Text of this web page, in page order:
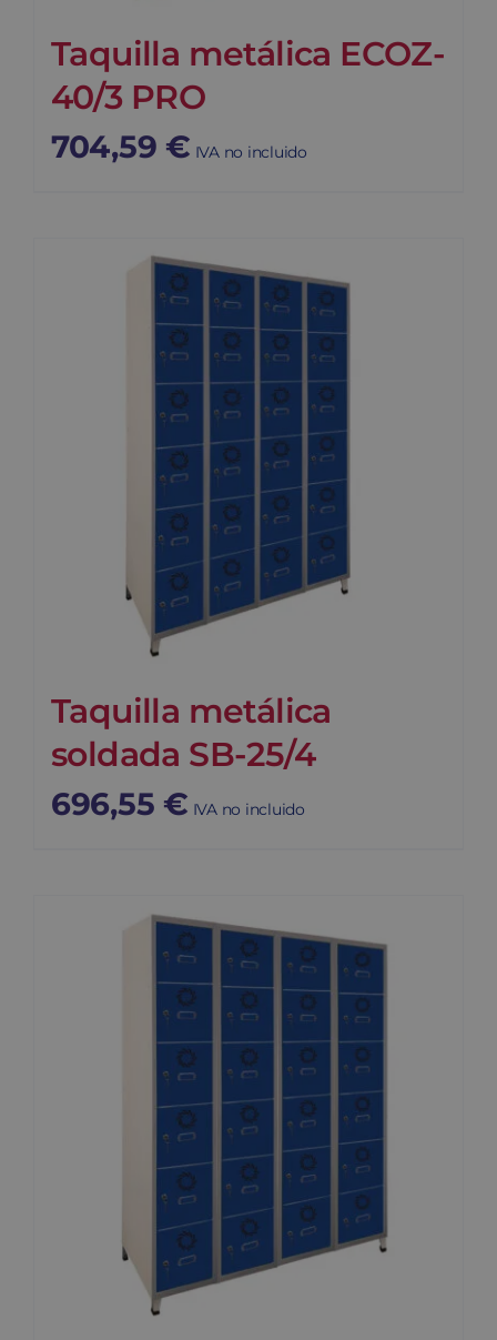
Taquilla metálica ECOZ-
40/3 PRO
704,59 € IVA no incluido
Taquilla metálica
soldada SB-25/4
696,55 € IVA no incluido